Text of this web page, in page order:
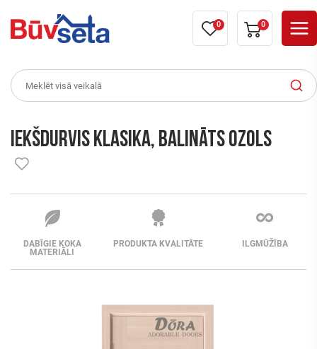
0 0
Iekšdurvis KLASIKA, balināts ozols
DABĪGIE KOKA
MATERIĀLI
PRODUKTA KVALITĀTE ILGMŪŽĪBA